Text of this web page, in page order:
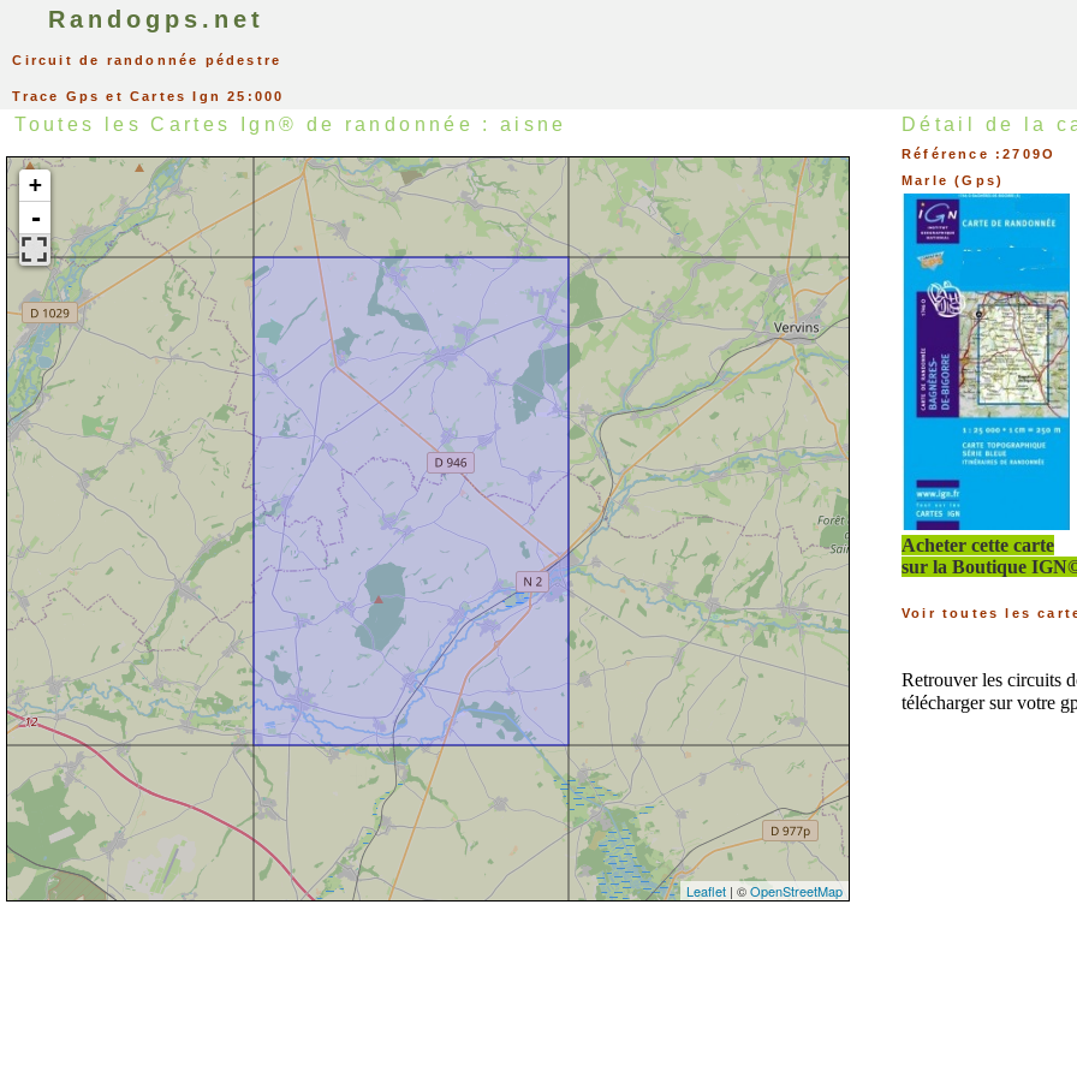
Randogps.net
Circuit de randonnée pédestre
Trace Gps et Cartes Ign 25:000
Toutes les Cartes Ign® de randonnée : aisne
+
-
Leaflet | ©OpenStreetMap
Détail de la
Référence :2709O
Marle (Gps)
Acheter cette carte
sur la Boutique
Voir toutes les
Retrouver les circuits
télécharger sur votre